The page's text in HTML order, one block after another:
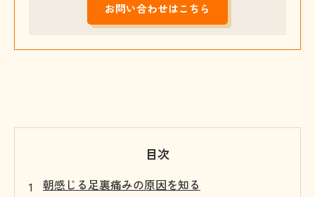
お問い合わせはこちら
目次
朝感じる足裏痛みの原因を知る